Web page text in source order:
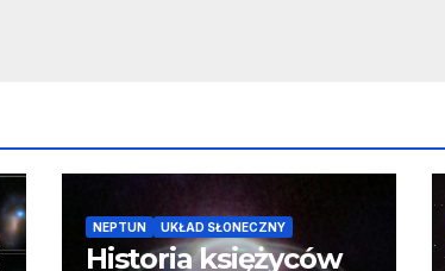
NEPTUN UKŁAD SŁONECZNY
Historia księżyców